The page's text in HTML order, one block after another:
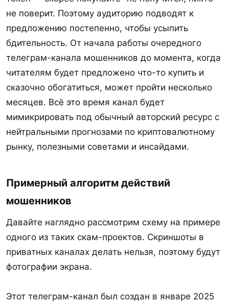
не поверит. Поэтому аудиторию подводят к
предложению постепенно, чтобы усыпить
бдительность. От начала работы очередного
телеграм-канала мошенников до момента, когда
читателям будет предложено что-то купить и
сказочно обогатиться, может пройти несколько
месяцев. Всё это время канал будет
мимикрировать под обычный авторский ресурс с
нейтральными прогнозами по криптовалютному
рынку, полезными советами и инсайдами.
Примерный алгоритм действий
мошенников​
Давайте наглядно рассмотрим схему на примере
одного из таких скам-проектов. Скриншоты в
приватных каналах делать нельзя, поэтому будут
фотографии экрана.
Этот телеграм-канал был создан в январе 2025